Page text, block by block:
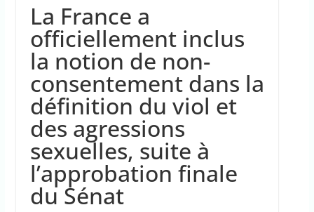
Des pompiers venus de
différentes régions de la France
ont été mobilisés pour
combattre l’incendie en Gironde
La France insoumise exprime
son incompréhension face à la
plainte de la DJ Barbara Butch
concernant le droit de critiquer
ses choix politiques.
L’État prélève dans les caisses du
régime d’assurance chômage
La France a
officiellement inclus
la notion de non-
consentement dans la
définition du viol et
des agressions
sexuelles, suite à
l’approbation finale
du Sénat